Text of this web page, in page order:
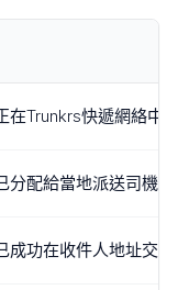
在Trunkrs快遞網絡中
分配給當地派送司機並
成功在收件人地址交付